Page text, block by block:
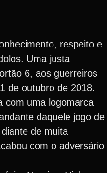
respeito e
Uma justa
6, aos guerreiros
de outubro de 2018.
com uma logomarca
daquele jogo de
de muita
com o adversário